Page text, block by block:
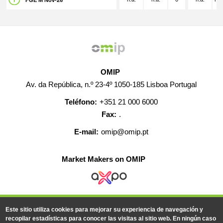
OMIP
Av. da República, n.º 23-4º 1050-185 Lisboa Portugal
Teléfono: +351 21 000 6000
Fax: .
E-mail: omip@omip.pt
Market Makers on OMIP
AYUDA CONTACTO EMPLEO
MAPA WEB
INFORMACIÓN LEGAL
Este sitio utiliza cookies para mejorar su experiencia de navegación y
recopilar estadísticas para conocer las visitas al sitio web. En ningún caso